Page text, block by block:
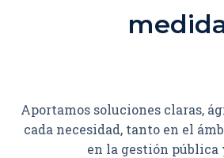
Aportamos soluciones claras,
cada necesidad, tanto en el
en la gestión pública